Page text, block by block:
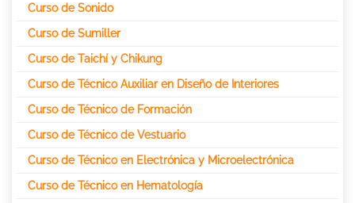
Curso de Sonido
Curso de Sumiller
Curso de Taichí y Chikung
Curso de Técnico Auxiliar en Diseño de Interiores
Curso de Técnico de Formación
Curso de Técnico de Vestuario
Curso de Técnico en Electrónica y Microelectrónica
Curso de Técnico en Hematología